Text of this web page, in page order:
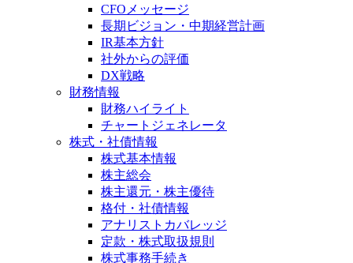
CFOメッセージ
長期ビジョン・中期経営計画
IR基本方針
社外からの評価
DX戦略
財務情報
財務ハイライト
チャートジェネレータ
株式・社債情報
株式基本情報
株主総会
株主還元・株主優待
格付・社債情報
アナリストカバレッジ
定款・株式取扱規則
株式事務手続き